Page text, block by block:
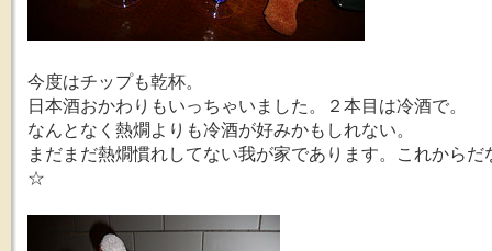
今度はチップも乾杯。
日本酒おかわりもいっちゃいました。２本目は冷酒で。
なんとなく熱燗よりも冷酒が好みかもしれない。
まだまだ熱燗慣れしてない我が家であります。これからだ
☆